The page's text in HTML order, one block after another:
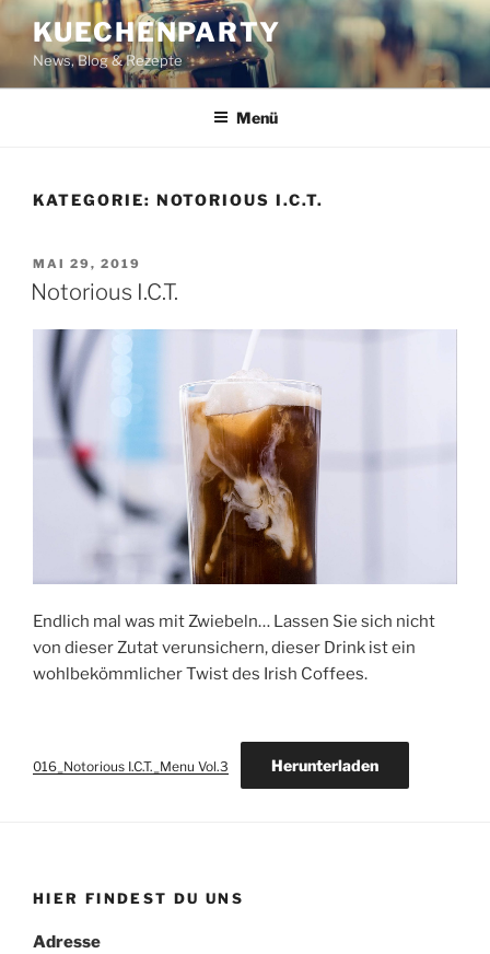
Zum
Inhalt
springen
KUECHENPARTY
News, Blog & Rezepte
Menü
KATEGORIE: NOTORIOUS I.C.T.
VERÖFFENTLICHT
AM
MAI 29, 2019
Notorious I.C.T.
Endlich mal was mit Zwiebeln… Lassen Sie sich nicht
von dieser Zutat verunsichern, dieser Drink ist ein
wohlbekömmlicher Twist des Irish Coffees.
016_Notorious I.C.T._Menu Vol.3 Herunterladen
HIER FINDEST DU UNS
Adresse